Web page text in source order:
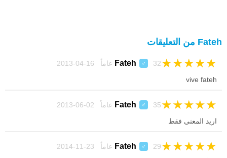
Fateh من التعليقات
Fateh ♂ 32 عاماً 16-04-2013 ★
★
★
★
★
vive fateh
Fateh ♂ 35 عاماً 02-06-2013 ★
★
★
★
★
اريد المعنى فقط
Fateh ♂ 29 عاماً 23-11-2014 ★
★
★
★
★